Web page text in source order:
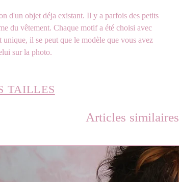
d'un objet déja existant. Il y a parfois des petits
du vêtement. Chaque motif a été choisi avec
il se peut que le modèle que vous avez
sur la photo.
TAILLES
Articles similaires